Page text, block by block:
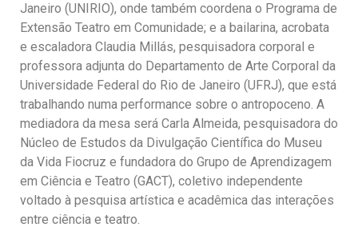
Janeiro (UNIRIO), onde também coordena o Programa de
Extensão Teatro em Comunidade; e a bailarina, acrobata
e escaladora Claudia Millás, pesquisadora corporal e
professora adjunta do Departamento de Arte Corporal da
Universidade Federal do Rio de Janeiro (UFRJ), que está
trabalhando numa performance sobre o antropoceno. A
mediadora da mesa será Carla Almeida, pesquisadora do
Núcleo de Estudos da Divulgação Científica do Museu
da Vida Fiocruz e fundadora do Grupo de Aprendizagem
em Ciência e Teatro (GACT), coletivo independente
voltado à pesquisa artística e acadêmica das interações
entre ciência e teatro.